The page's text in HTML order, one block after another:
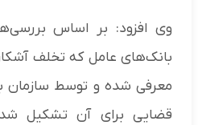
وی افزود: بر اساس
بانک‌های عامل که تخلف
معرفی شده و توسط سازمان
قضایی برای آن تشکیل